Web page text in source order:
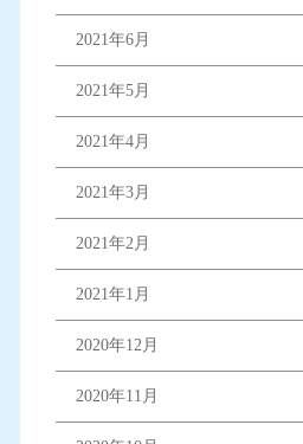
2021年6月
2021年5月
2021年4月
2021年3月
2021年2月
2021年1月
2020年12月
2020年11月